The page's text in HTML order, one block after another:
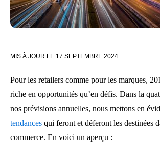
MIS À JOUR LE 17 SEPTEMBRE 2024
Pour les retailers comme pour les marques,
riche en opportunités qu’en défis. Dans la
nos prévisions annuelles, nous mettons en
tendances qui feront et déferont les destinées
commerce. En voici un aperçu :